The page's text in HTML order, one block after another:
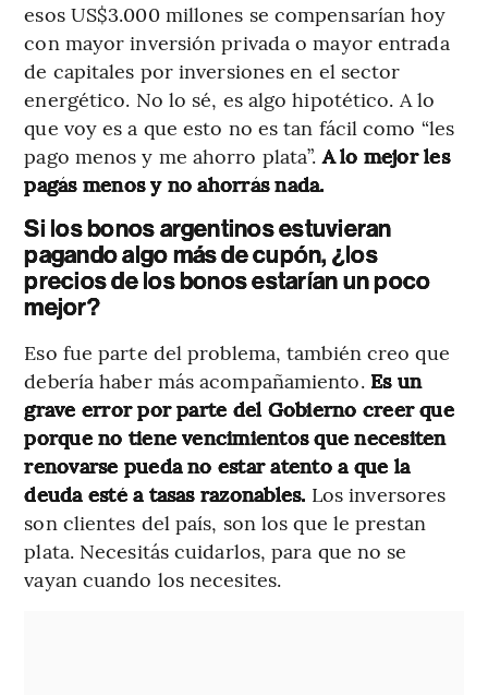
esos US$3.000 millones se compensarían hoy
con mayor inversión privada o mayor entrada
de capitales por inversiones en el sector
energético. No lo sé, es algo hipotético. A lo
que voy es a que esto no es tan fácil como “les
pago menos y me ahorro plata”.A lo mejor les
pagás menos y no ahorrás nada.
Si los bonos argentinos estuvieran
pagando algo más de cupón, ¿los
precios de los bonos estarían un poco
mejor?
Eso fue parte del problema, también creo que
debería haber más acompañamiento.Es un
grave error por parte del Gobierno creer que
porque no tiene vencimientos que necesiten
renovarse pueda no estar atento a que la
deuda esté a tasas razonables. Los inversores
son clientes del país, son los que le prestan
plata. Necesitás cuidarlos, para que no se
vayan cuando los necesites.